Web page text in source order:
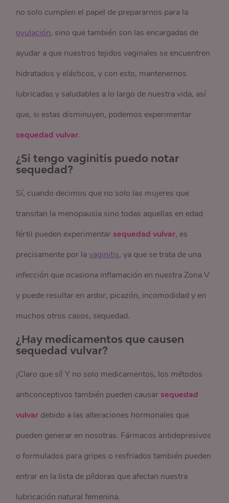
no solo cumplen el papel de prepararnos para la
ovulación, sino que también son las encargadas de
ayudar a que nuestros tejidos vaginales se encuentren
hidratados y elásticos, y con esto, mantenernos
lubricadas y saludables a lo largo de nuestra vida, así
que, si estas disminuyen, podemos experimentar
sequedad vulvar.
¿Si tengo vaginitis puedo notar
sequedad?
Sí, cuando decimos que no solo las mujeres que
transitan la menopausia sino todas aquellas en edad
fértil pueden experimentarsequedad vulvar, es
precisamente por lavaginitis, ya que se trata de una
infección que ocasiona inflamación en nuestra Zona V
y puede resultar en ardor, picazón, incomodidad y en
muchos otros casos, sequedad.
¿Hay medicamentos que causen
sequedad vulvar?
¡Claro que sí! Y no solo medicamentos, los métodos
anticonceptivos también pueden causarsequedad
vulvar debido a las alteraciones hormonales que
pueden generar en nosotras. Fármacos antidepresivos
o formulados para gripes o resfriados también pueden
entrar en la lista de píldoras que afectan nuestra
lubricación natural femenina.